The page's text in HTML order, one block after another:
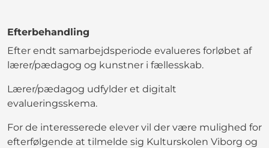
Efterbehandling
Efter endt samarbejdsperiode evalueres forløbet af
lærer/pædagog og kunstner i fællesskab.
Lærer/pædagog udfylder et digitalt
evalueringsskema.
For de interesserede elever vil der være mulighed for
efterfølgende at tilmelde sig Kulturskolen Viborg og